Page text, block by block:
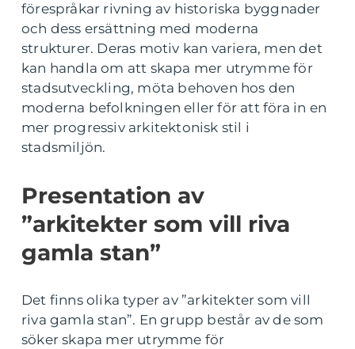
förespråkar rivning av historiska byggnader
och dess ersättning med moderna
strukturer. Deras motiv kan variera, men det
kan handla om att skapa mer utrymme för
stadsutveckling, möta behoven hos den
moderna befolkningen eller för att föra in en
mer progressiv arkitektonisk stil i
stadsmiljön.
Presentation av
”arkitekter som vill riva
gamla stan”
Det finns olika typer av ”arkitekter som vill
riva gamla stan”. En grupp består av de som
söker skapa mer utrymme för